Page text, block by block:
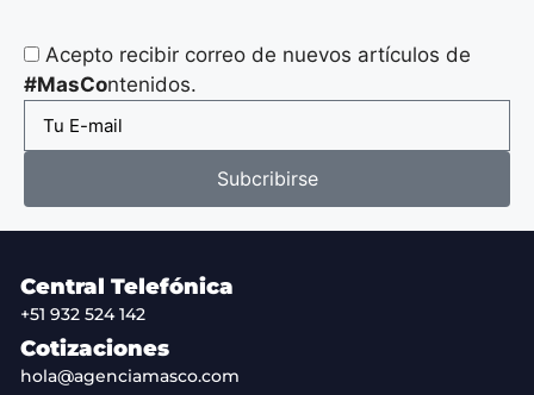
Acepto recibir correo de nuevos artículos de
#MasContenidos.
Subcribirse
Central Telefónica
+51 932 524 142
Cotizaciones
hola@agenciamasco.com